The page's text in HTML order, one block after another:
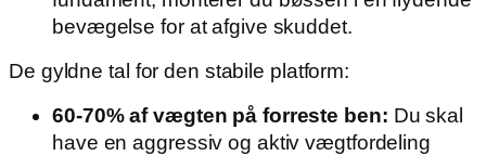
bevægelse for at afgive skuddet.
De gyldne tal for den stabile platform:
60-70% af vægten på forreste ben: Du skal
have en aggressiv og aktiv vægtfordeling